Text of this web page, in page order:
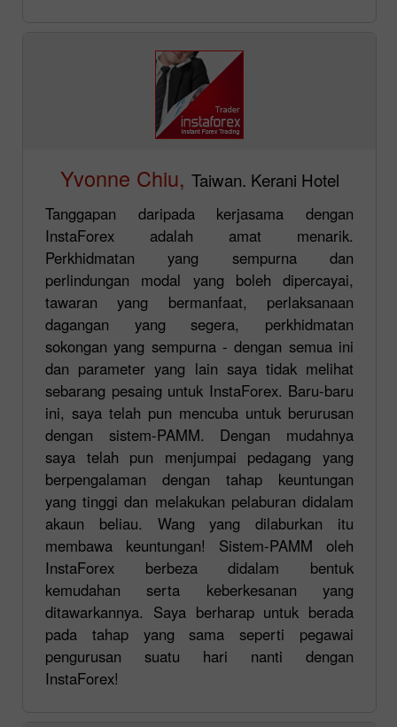
Yvonne Chiu, Taiwan. Kerani Hotel
Tanggapan daripada kerjasama dengan
InstaForex adalah amat menarik.
Perkhidmatan yang sempurna dan
perlindungan modal yang boleh dipercayai,
tawaran yang bermanfaat, perlaksanaan
dagangan yang segera, perkhidmatan
sokongan yang sempurna - dengan semua ini
dan parameter yang lain saya tidak melihat
sebarang pesaing untuk InstaForex. Baru-baru
ini, saya telah pun mencuba untuk berurusan
dengan sistem-PAMM. Dengan mudahnya
saya telah pun menjumpai pedagang yang
berpengalaman dengan tahap keuntungan
yang tinggi dan melakukan pelaburan didalam
akaun beliau. Wang yang dilaburkan itu
membawa keuntungan! Sistem-PAMM oleh
InstaForex berbeza didalam bentuk
kemudahan serta keberkesanan yang
ditawarkannya. Saya berharap untuk berada
pada tahap yang sama seperti pegawai
pengurusan suatu hari nanti dengan
InstaForex!